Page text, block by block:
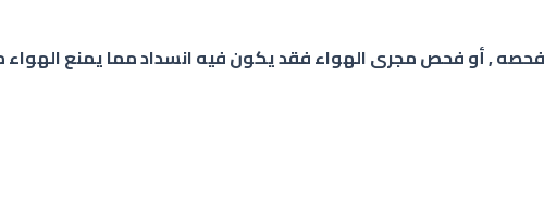
, أو فحص مجرى الهواء فقد يكون فيه انسداد مما يمنع الهواء